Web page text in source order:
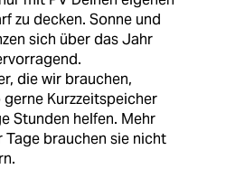
zu decken. Sonne und
sich über das Jahr
die wir brauchen,
Kurzzeitspeicher
Stunden helfen. Mehr
Tage brauchen sie nicht